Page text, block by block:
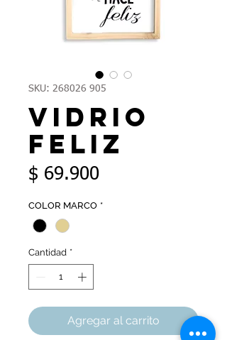
SKU: 268026 905
Vidrio
Feliz
$ 69.900Precio
COLOR MARCO *
Cantidad *
Agregar al carrito